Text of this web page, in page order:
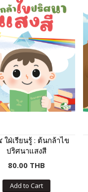
ใฝ่เรียนรู้ : ต้นกล้าไข
ปริศนาแสงสี
80.00 THB
Add to Cart